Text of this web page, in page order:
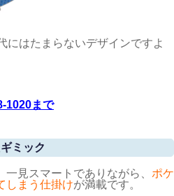
にはたまらないデザインですよ
1020まで
ミック
見スマートでありながら、 ポケ
しまう仕掛けが満載です。